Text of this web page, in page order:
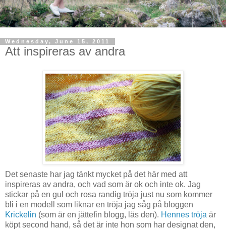
Wednesday, June 15, 2011
Att inspireras av andra
Det senaste har jag tänkt mycket på det här med att
inspireras av andra, och vad som är ok och inte ok. Jag
stickar på en gul och rosa randig tröja just nu som kommer
bli i en modell som liknar en tröja jag såg på bloggen
Krickelin (som är en jättefin blogg, läs den). Hennes tröja är
köpt second hand, så det är inte hon som har designat den,